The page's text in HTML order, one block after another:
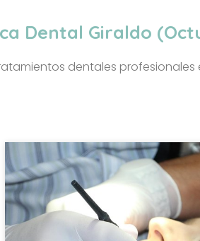
Dental Giraldo
dentales